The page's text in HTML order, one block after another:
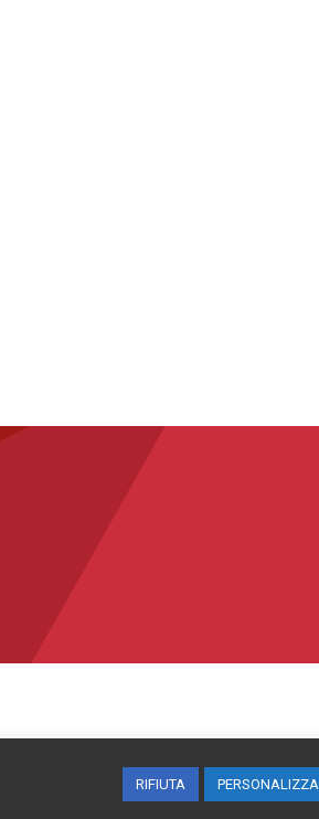
RIFIUTA PERSONALIZZA